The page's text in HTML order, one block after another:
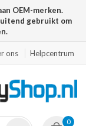
OEM-merken.
gebruikt om
ons Helpcentrum
0